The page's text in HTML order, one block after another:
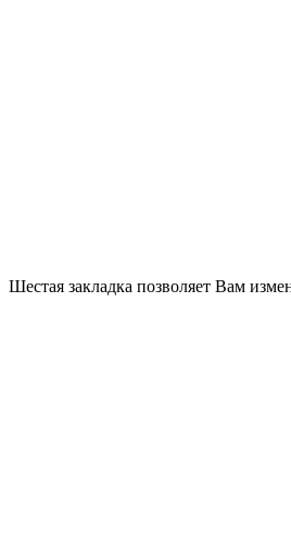
Шестая закладка позволяет Вам